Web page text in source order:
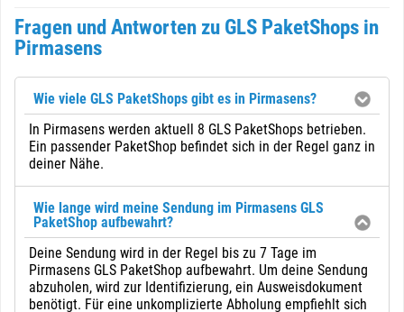
Fragen und Antworten zu GLS PaketShops in
Pirmasens
Wie viele GLS PaketShops gibt es in Pirmasens?
In Pirmasens werden aktuell 8 GLS PaketShops betrieben.
Ein passender PaketShop befindet sich in der Regel ganz in
deiner Nähe.
Wie lange wird meine Sendung im Pirmasens GLS
PaketShop aufbewahrt?
Deine Sendung wird in der Regel bis zu 7 Tage im
Pirmasens GLS PaketShop aufbewahrt. Um deine Sendung
abzuholen, wird zur Identifizierung, ein Ausweisdokument
benötigt. Für eine unkomplizierte Abholung empfiehlt sich